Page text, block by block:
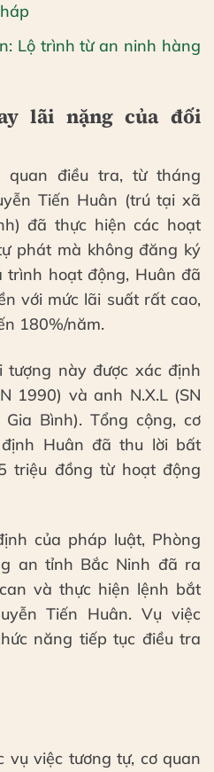
Lộ trình từ an ninh hàng
lãi nặng của đối
điều tra, từ tháng
Tiến Huân (trú tại xã
đã thực hiện các hoạt
phát mà không đăng ký
trình hoạt động, Huân đã
với mức lãi suất rất cao,
180%/năm.
tượng này được xác định
1990) và anh N.X.L (SN
Bình). Tổng cộng, cơ
Huân đã thu lời bất
triệu đồng từ hoạt động
của pháp luật, Phòng
an tỉnh Bắc Ninh đã ra
và thực hiện lệnh bắt
Tiến Huân. Vụ việc
năng tiếp tục điều tra
vụ việc tương tự, cơ quan